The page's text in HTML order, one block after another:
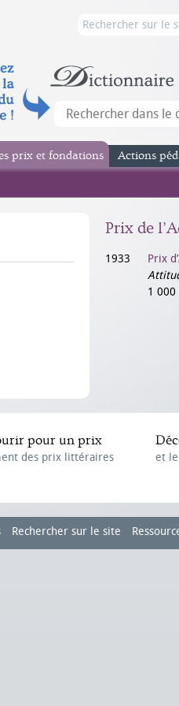
prix et fondations Actions
Prix de
1933
Prix
1 000
pour un prix
des prix littéraires et
Rechercher sur le site